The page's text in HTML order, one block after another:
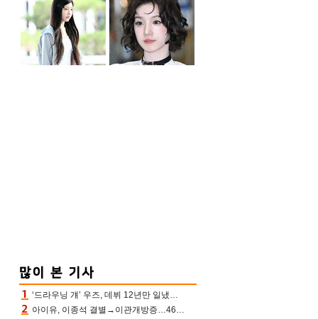
‘드라우닝 걔’ 우즈, 데뷔 12년만 일냈다…체조경기장 입성 확정
아이유, 이종석 결별→이관개방증…46장 꽉 채운 유애나 ♥ “열심히 사는 중”